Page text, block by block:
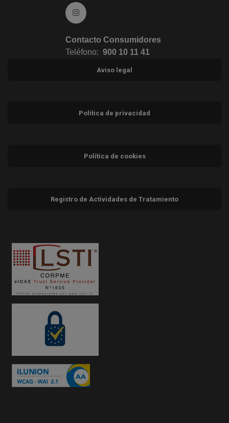
Ir a Instagram (abre en ventana nueva)
Contacto Consumidores
Teléfono: 900 10 11 41
Aviso legal
Política de privacidad
Política de cookies
Registro de Actividades de Tratamiento